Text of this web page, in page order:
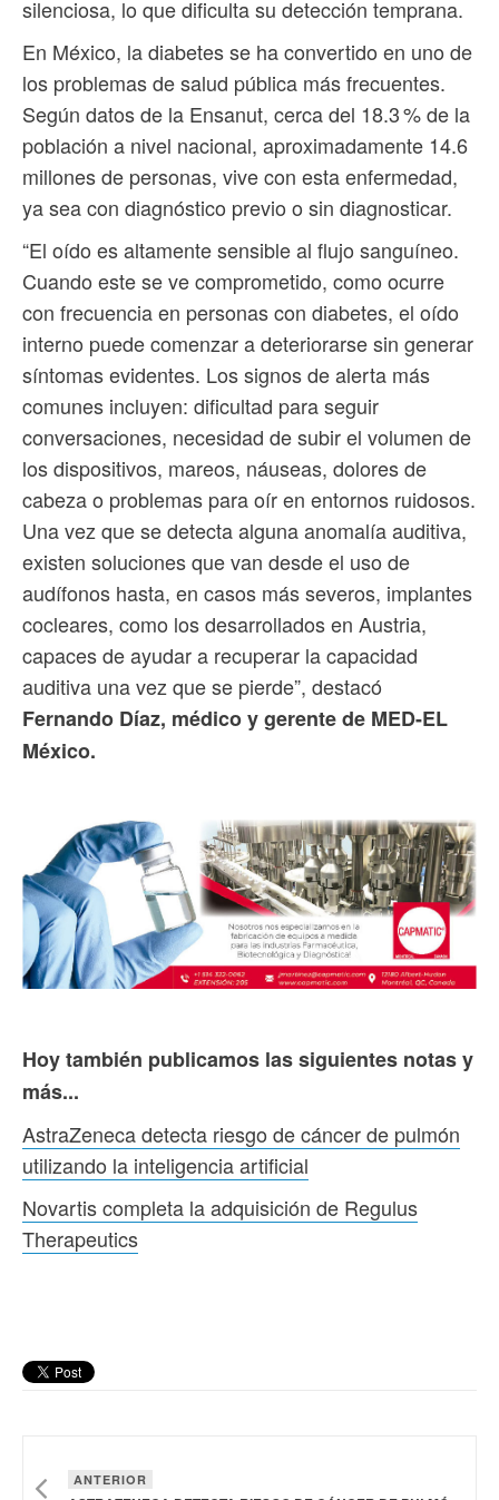
silenciosa, lo que dificulta su detección temprana.
En México, la diabetes se ha convertido en uno de
los problemas de salud pública más frecuentes.
Según datos de la Ensanut, cerca del 18.3 % de la
población a nivel nacional, aproximadamente 14.6
millones de personas, vive con esta enfermedad,
ya sea con diagnóstico previo o sin diagnosticar.
“El oído es altamente sensible al flujo sanguíneo.
Cuando este se ve comprometido, como ocurre
con frecuencia en personas con diabetes, el oído
interno puede comenzar a deteriorarse sin generar
síntomas evidentes. Los signos de alerta más
comunes incluyen: dificultad para seguir
conversaciones, necesidad de subir el volumen de
los dispositivos, mareos, náuseas, dolores de
cabeza o problemas para oír en entornos ruidosos.
Una vez que se detecta alguna anomalía auditiva,
existen soluciones que van desde el uso de
audífonos hasta, en casos más severos, implantes
cocleares, como los desarrollados en Austria,
capaces de ayudar a recuperar la capacidad
auditiva una vez que se pierde”, destacó
Fernando Díaz, médico y gerente de MED-EL
México.
Hoy también publicamos las siguientes notas y
más...
AstraZeneca detecta riesgo de cáncer de pulmón
utilizando la inteligencia artificial
Novartis completa la adquisición de Regulus
Therapeutics
ANTERIOR